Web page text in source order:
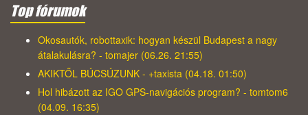
Top fórumok
Okosautók, robottaxik: hogyan készül Budapest a nagy
átalakulásra? - tomajer (06.26. 21:55)
AKIKTŐL BÚCSÚZUNK - +taxista (04.18. 01:50)
Hol hibázott az IGO GPS-navigációs program? - tomtom6
(04.09. 16:35)